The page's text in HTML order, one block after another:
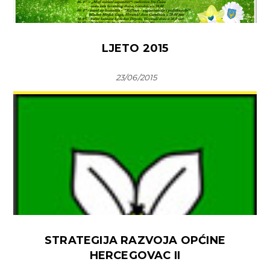
LJETO 2015
23/06/2015
STRATEGIJA RAZVOJA OPĆINE
HERCEGOVAC II